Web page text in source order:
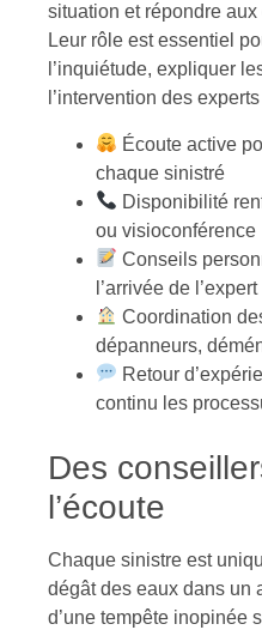
situation et répondre
Leur rôle est essentiel
l’inquiétude, expliquer
l’intervention des
Écoute active
chaque sinistré
Disponibilité
ou visioconférence
Conseils
l’arrivée de l’expert
Coordination
dépanneurs,
Retour
continu les
Des
l’écoute
Chaque sinistre est
dégât des eaux dans un
d’une tempête inopinée